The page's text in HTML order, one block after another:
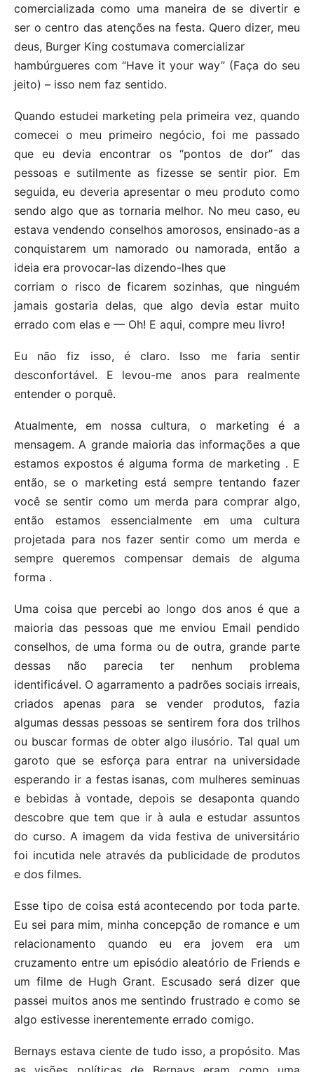
comercializada como uma maneira de se divertir e
ser o centro das atenções na festa. Quero dizer, meu
deus, Burger King costumava comercializar
hambúrgueres com “Have it your way” (Faça do seu
jeito) – isso nem faz sentido.
Quando estudei marketing pela primeira vez, quando
comecei o meu primeiro negócio, foi me passado
que eu devia encontrar os “pontos de dor” das
pessoas e sutilmente as fizesse se sentir pior. Em
seguida, eu deveria apresentar o meu produto como
sendo algo que as tornaria melhor. No meu caso, eu
estava vendendo conselhos amorosos, ensinado-as a
conquistarem um namorado ou namorada, então a
ideia era provocar-las dizendo-lhes que
corriam o risco de ficarem sozinhas, que ninguém
jamais gostaria delas, que algo devia estar muito
errado com elas e — Oh! E aqui, compre meu livro!
Eu não fiz isso, é claro. Isso me faria sentir
desconfortável. E levou-me anos para realmente
entender o porquê.
Atualmente, em nossa cultura, o marketing é a
mensagem. A grande maioria das informações a que
estamos expostos é alguma forma de marketing . E
então, se o marketing está sempre tentando fazer
você se sentir como um merda para comprar algo,
então estamos essencialmente em uma cultura
projetada para nos fazer sentir como um merda e
sempre queremos compensar demais de alguma
forma .
Uma coisa que percebi ao longo dos anos é que a
maioria das pessoas que me enviou Email pendido
conselhos, de uma forma ou de outra, grande parte
dessas não parecia ter nenhum problema
identificável. O agarramento a padrões sociais irreais,
criados apenas para se vender produtos, fazia
algumas dessas pessoas se sentirem fora dos trilhos
ou buscar formas de obter algo ilusório. Tal qual um
garoto que se esforça para entrar na universidade
esperando ir a festas isanas, com mulheres seminuas
e bebidas à vontade, depois se desaponta quando
descobre que tem que ir à aula e estudar assuntos
do curso. A imagem da vida festiva de universitário
foi incutida nele através da publicidade de produtos
e dos filmes.
Esse tipo de coisa está acontecendo por toda parte.
Eu sei para mim, minha concepção de romance e um
relacionamento quando eu era jovem era um
cruzamento entre um episódio aleatório de Friends e
um filme de Hugh Grant. Escusado será dizer que
passei muitos anos me sentindo frustrado e como se
algo estivesse inerentemente errado comigo.
Bernays estava ciente de tudo isso, a propósito. Mas